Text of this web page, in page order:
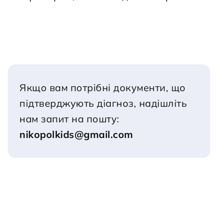
Якщо вам потрібні документи, що
підтверджують діагноз, надішліть
нам запит на пошту:
nikopolkids@gmail.com